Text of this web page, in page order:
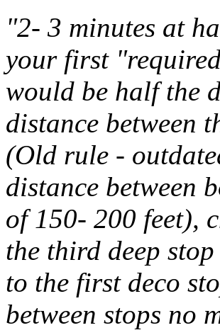
"2- 3 minutes at
your first
would be half the
distance between
(Old rule -
distance between
of 150- 200 feet),
the third deep
to the first deco
between stops no